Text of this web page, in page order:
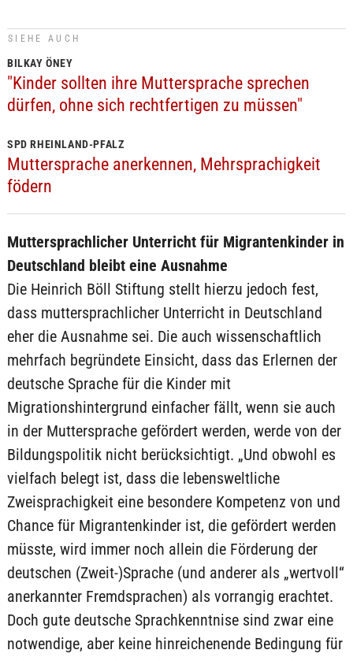
SIEHE AUCH
BILKAY ÖNEY
"Kinder sollten ihre Muttersprache sprechen
dürfen, ohne sich rechtfertigen zu müssen"
SPD RHEINLAND-PFALZ
Muttersprache anerkennen, Mehrsprachigkeit
födern
Muttersprachlicher Unterricht für Migrantenkinder in
Deutschland bleibt eine Ausnahme
Die Heinrich Böll Stiftung stellt hierzu jedoch fest,
dass muttersprachlicher Unterricht in Deutschland
eher die Ausnahme sei. Die auch wissenschaftlich
mehrfach begründete Einsicht, dass das Erlernen der
deutsche Sprache für die Kinder mit
Migrationshintergrund einfacher fällt, wenn sie auch
in der Muttersprache gefördert werden, werde von der
Bildungspolitik nicht berücksichtigt. „Und obwohl es
vielfach belegt ist, dass die lebensweltliche
Zweisprachigkeit eine besondere Kompetenz von und
Chance für Migrantenkinder ist, die gefördert werden
müsste, wird immer noch allein die Förderung der
deutschen (Zweit-)Sprache (und anderer als „wertvoll“
anerkannter Fremdsprachen) als vorrangig erachtet.
Doch gute deutsche Sprachkenntnise sind zwar eine
notwendige, aber keine hinreichenende Bedingung für